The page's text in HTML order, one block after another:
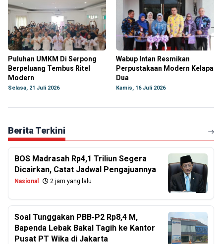
Puluhan UMKM Di Serpong
Berpeluang Tembus Ritel
Modern
Selasa, 21 Juli 2026
Wabup Intan Resmikan
Perpustakaan Modern Kelapa
Dua
Kamis, 16 Juli 2026
Berita Terkini
BOS Madrasah Rp4,1 Triliun Segera
Dicairkan, Catat Jadwal Pengajuannya
Nasional 2 jam yang lalu
Soal Tunggakan PBB-P2 Rp8,4 M,
Bapenda Lebak Bakal Tagih ke Kantor
Pusat PT Wika di Jakarta